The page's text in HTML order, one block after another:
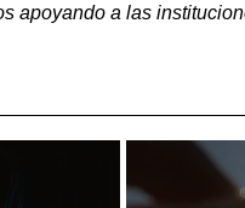
apoyando a las